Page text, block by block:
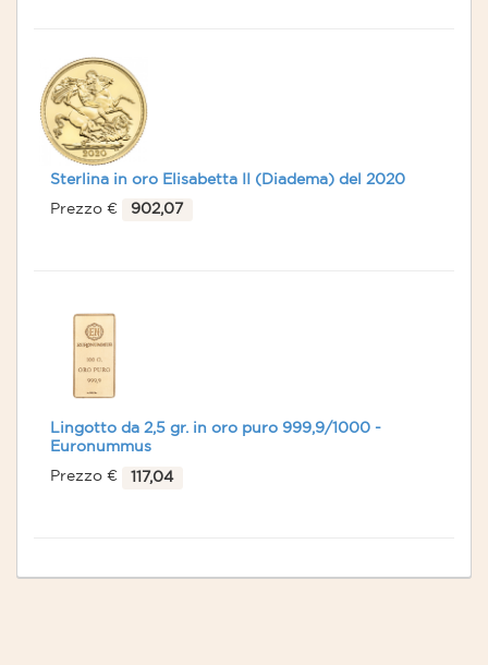
Sterlina in oro Elisabetta II (Diadema) del 2020
Prezzo €
902,07
Lingotto da 2,5 gr. in oro puro 999,9/1000 -
Euronummus
Prezzo €
117,04